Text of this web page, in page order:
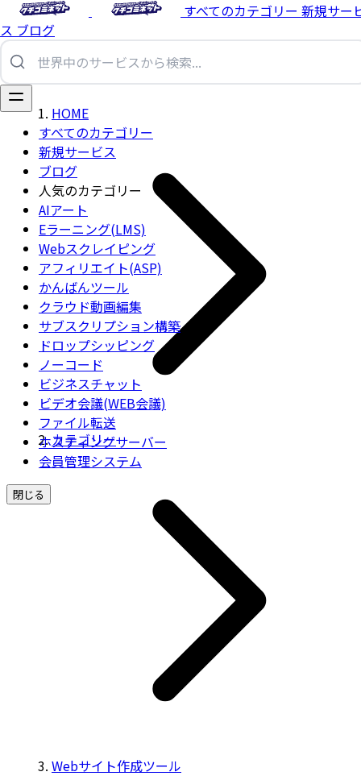
すべてのカテゴリー 新規サー
ス ブログ
すべてのカテゴリー
新規サービス
ブログ
人気のカテゴリー
AIアート
Eラーニング(LMS)
Webスクレイピング
アフィリエイト(ASP)
かんばんツール
クラウド動画編集
サブスクリプション構築
ドロップシッピング
ノーコード
ビジネスチャット
ビデオ会議(WEB会議)
ファイル転送
ホスティングサーバー
会員管理システム
閉じる
HOME
カテゴリー
Webサイト作成ツール